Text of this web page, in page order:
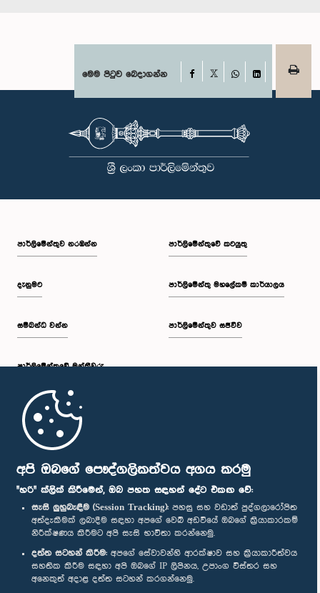
අපි ඔබගේ පෞද්ගලිකත්වය අගය කරමු
"හරි" ක්ලික් කිරීමෙන්, ඔබ පහත සඳහන් දේට එකඟ වේ:
සැසි ලුහුබැඳීම (Session Tracking): පහසු සහ වඩාත් පුද්ගලාරෝපිත
අත්දැකීමක් ලබාදීම සඳහා අපගේ වෙබ් අඩවියේ ඔබගේ ක්‍රියාකාරකම්
නිරීක්ෂණය කිරීමට අපි සැසි භාවිතා කරන්නෙමු.
දත්ත සටහන් කිරීම: අපගේ සේවාවන්හි ආරක්ෂාව සහ ක්‍රියාකාරීත්වය
සහතික කිරීම සඳහා අපි ඔබගේ IP ලිපිනය, උපාංග විස්තර සහ
අනෙකුත් අදාළ දත්ත සටහන් කරගන්නෙමු.
මෙම පිටුව බෙදාගන්න Facebook
WhatsAppLinkedIn
පාර්ලි‌මේන්තුව නරඹන්න
දැනුමට
සම්බන්ධ වන්න
පාර්ලි‌මේන්තුවේ මන්ත්‍රීවරු
මුල් පිටුව
පාර්ලිමේන්තුවේ කටයුතු
පාර්ලිමේන්තු මහලේකම් කාර්යාලය
පාර්ලිමේන්තුව සජීවීව
පාර්ලිමේන්තු ජංගම යෙදුම
අප හා සම්බන්ධ වී සිටින්න :